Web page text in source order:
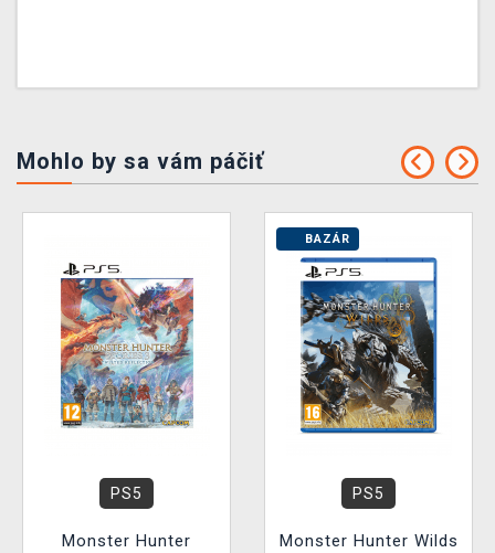
Mohlo by sa vám páčiť
PS5
Monster Hunter
BAZÁR
PS5
Monster Hunter Wilds